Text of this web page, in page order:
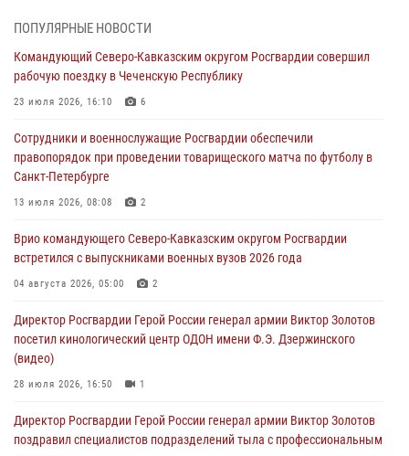
В Чеченской Республике пожарные расчеты Росгвардии и МЧС
09 августа 2026, 08:00
В Центральных регионах России продолжается ведомственная
09 августа 2026, 08:00
Лучшие футбольные команды Южного округа Росгвардии
определили на Кубани
В Кузбассе росгвардейцы помогли вернуть горожанке пропавшую
мать
ПОПУЛЯРНЫЕ НОВОСТИ
Командующий Северо-Кавказским округом Росгвардии совершил
рабочую поездку в Чеченскую Республику
23 июля 2026, 16:10 6
Сотрудники и военнослужащие Росгвардии обеспечили
правопорядок при проведении товарищеского матча по футболу в
Санкт-Петербурге
13 июля 2026, 08:08 2
Врио командующего Северо-Кавказским округом Росгвардии
встретился с выпускниками военных вузов 2026 года
04 августа 2026, 05:00 2
Директор Росгвардии Герой России генерал армии Виктор Золотов
посетил кинологический центр ОДОН имени Ф.Э. Дзержинского
(видео)
28 июля 2026, 16:50 1
Директор Росгвардии Герой России генерал армии Виктор Золотов
поздравил специалистов подразделений тыла с профессиональным